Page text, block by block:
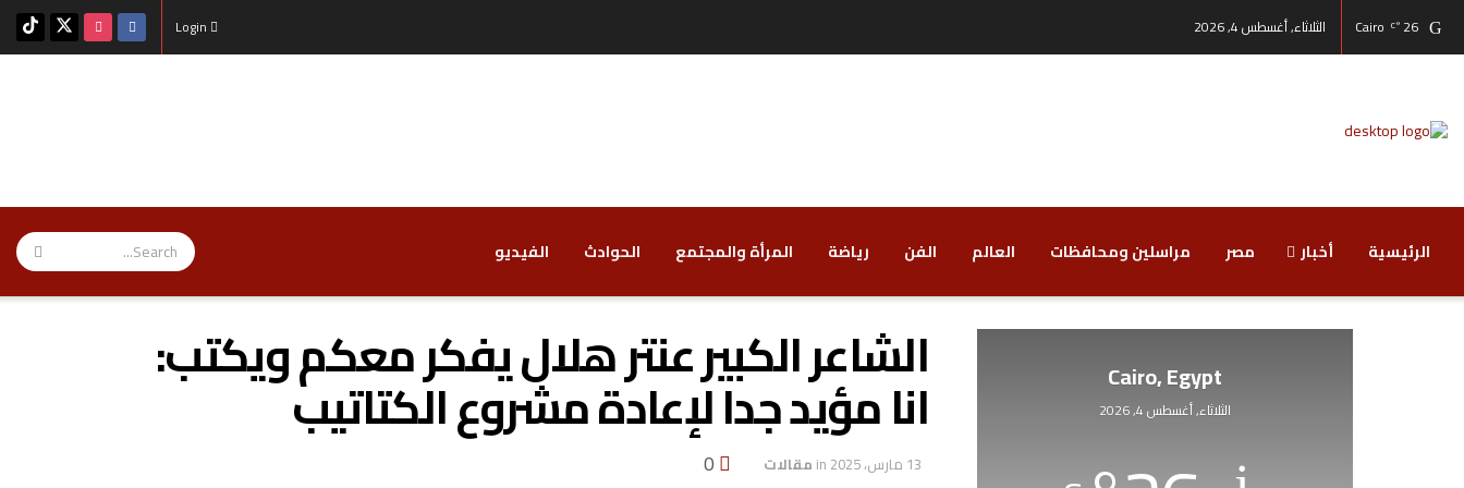
26
°C
Cairo الثلاثاء, أغسطس 4, 2026
الرئيسية أخبار مصر مراسلين ومحافظات ‏العالم الفن رياضة ‏المرأة والمجتمع ‏الحوادث ‏الفيديو
الشاعر الكبير عنتر هلال يفكر معكم ويكتب:
انا مؤيد جدا لإعادة مشروع الكتاتيب
13 مارس، 2025 in مقالات
Cairo, Egypt
الثلاثاء, أغسطس 4, 2026